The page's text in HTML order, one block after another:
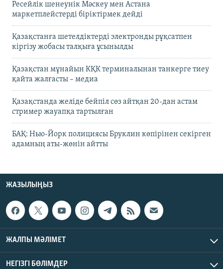
Ресейлік шенеунік Мәскеу мен Астана
маркетплейстерді біріктірмек дейді
Қазақстанға шетелдіктерді электронды рұқсатпен
кіргізу жобасы талқыға ұсынылды
Қазақстан мұнайын КҚК терминалынан танкерге тиеу
қайта жалғасты – медиа
Қазақстанда желіде бейпіл сөз айтқан 20-дан астам
стример жауапқа тартылған
БАҚ: Нью-Йорк полициясы Бруклин көпірінен секірген
адамның аты-жөнін айтты
ЖАЗЫЛЫҢЫЗ
ЖАЛПЫ МӘЛІМЕТ
НЕГІЗГІ БӨЛІМДЕР